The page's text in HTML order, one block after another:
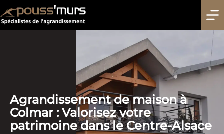
au
contenu
Agrandissement de maison à
Colmar : Valorisez votre
patrimoine dans le Centre-Alsace